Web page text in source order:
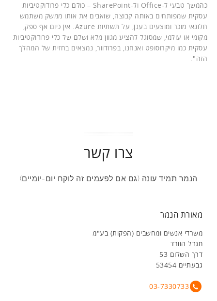
כהמשך טבעי ל-Office ול-SharePoint – כולם כלי פרודוקטיביות
עסקית שמפותחים באותה קבוצה, שואבים את אותו ממשק משתמש
חלונאי מוכר ומוצעים בענן, על תשתיות Azure. אין כיום אף ספק,
מקומי או עולמי, שמסוגל להציע מגוון מלא ושלם של כלי פרודוקטיביות
עסקית כמו מיקרוסופט ואנחנו, בפרודוור, נמצאים בחזית של המהלך
הזה".
צרו קשר
הנמר תמיד עונה (גם אם לפעמים זה לוקח יום-יומיים)
מאורת הנמר
משרדי אנשים ומחשבים (הפקות) בע"מ
מגדל הוורד
דרך השלום 53
גבעתיים 53454
03-7330733